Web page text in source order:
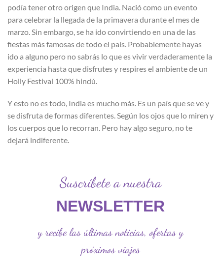
podía tener otro origen que India. Nació como un evento
para celebrar la llegada de la primavera durante el mes de
marzo. Sin embargo, se ha ido convirtiendo en una de las
fiestas más famosas de todo el país. Probablemente hayas
ido a alguno pero no sabrás lo que es vivir verdaderamente la
experiencia hasta que disfrutes y respires el ambiente de un
Holly Festival 100% hindú.
Y esto no es todo, India es mucho más. Es un país que se ve y
se disfruta de formas diferentes. Según los ojos que lo miren y
los cuerpos que lo recorran. Pero hay algo seguro, no te
dejará indiferente.
Suscríbete a nuestra
NEWSLETTER
y recibe las últimas noticias, ofertas y
próximos viajes